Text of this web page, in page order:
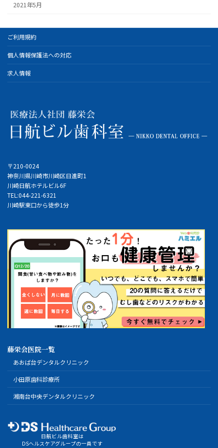
2021年5月
ご利用規約
個人情報保護法への対応
求人情報
〒210-0024
神奈川県川崎市川崎区日進町1
川崎日航ホテルビル6F
TEL:044-221-6321
川崎駅東口から徒歩1分
藤栄会医院一覧
あおば台デンタルクリニック
小田原歯科診療所
湘南台中央デンタルクリニック
日航ビル歯科室は
DSヘルスケアグループの一員です